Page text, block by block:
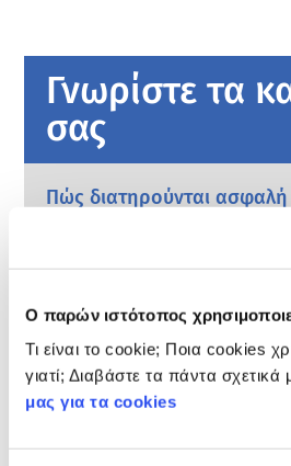
Ο παρών ιστότοπος
Τι είναι το cookie; Ποια cookies
γιατί; Διαβάστε τα πάντα σχετικά
μας για τα cookies
Γνωρίστε τα
σας
Πώς διατηρούνται ασφαλή
Η αυστηρή νομοθεσία
καλλυντικά που πωλούνται
ανθρώπους. Οι εταιρείες και
ευρωπαϊκές ρυθμιστικές
την ευθύνη για την
καλλυντικών προϊόντων.
διαβάστε περισσότερα
Τι πρέπει να γνωρίζω για
ενδοκρινικούς
Ορισμένα συστατικά που
«ενδοκρινικοί αναστολείς»